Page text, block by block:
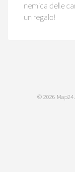
nemica delle
un regalo!
© 2026